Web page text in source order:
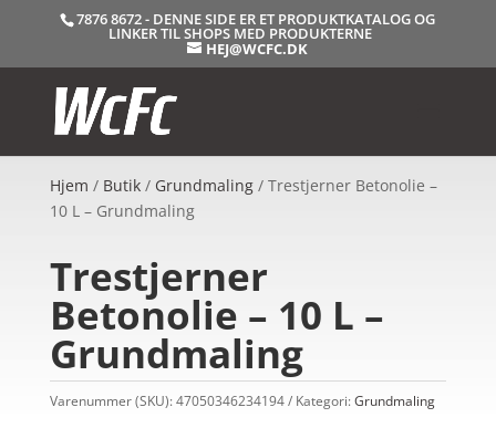
7876 8672 - DENNE SIDE ER ET PRODUKTKATALOG OG
LINKER TIL SHOPS MED PRODUKTERNE
HEJ@WCFC.DK
Hjem / Butik/ Grundmaling/ Trestjerner Betonolie –
10 L – Grundmaling
Trestjerner
Betonolie – 10 L –
Grundmaling
Varenummer (SKU):47050346234194 Kategori:Grundmaling